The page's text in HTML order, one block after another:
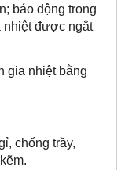
báo động trong
được ngắt
nhiệt bằng
chống trầy,